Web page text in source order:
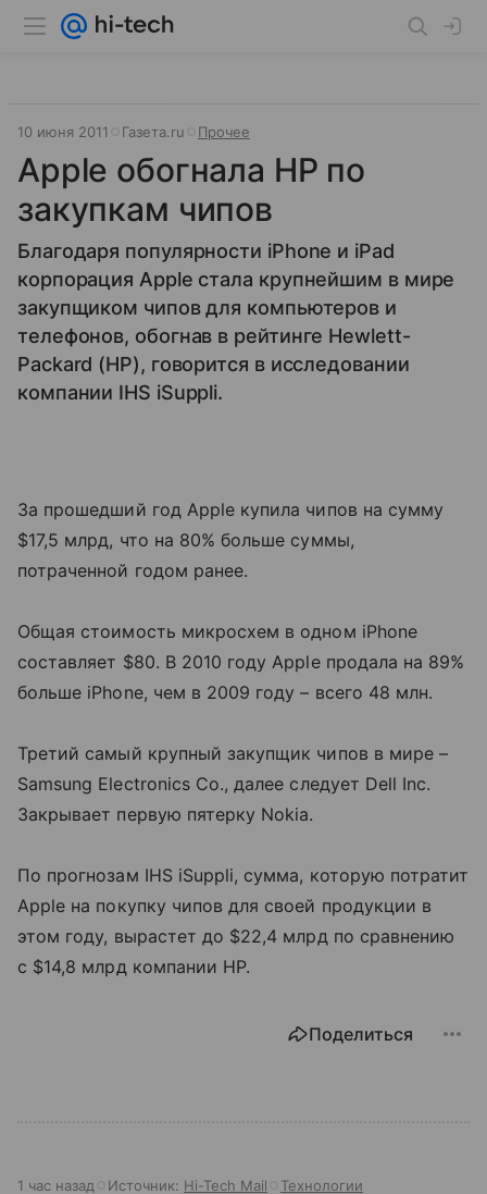
10 июня 2011 Газета.ru Прочее
Apple обогнала HP по
закупкам чипов
Благодаря популярности iPhone и iPad
корпорация Apple стала крупнейшим в мире
закупщиком чипов для компьютеров и
телефонов, обогнав в рейтинге Hewlett-
Packard (HP), говорится в исследовании
компании IHS iSuppli.
За прошедший год Apple купила чипов на сумму
$17,5 млрд, что на 80% больше суммы,
потраченной годом ранее.
Общая стоимость микросхем в одном iPhone
составляет $80. В 2010 году Apple продала на 89%
больше iPhone, чем в 2009 году – всего 48 млн.
Третий самый крупный закупщик чипов в мире –
Samsung Electronics Co., далее следует Dell Inc.
Закрывает первую пятерку Nokia.
По прогнозам IHS iSuppli, сумма, которую потратит
Apple на покупку чипов для своей продукции в
этом году, вырастет до $22,4 млрд по сравнению
с $14,8 млрд компании HP.
Поделиться
1 час назад Источник: Hi-Tech Mail Технологии